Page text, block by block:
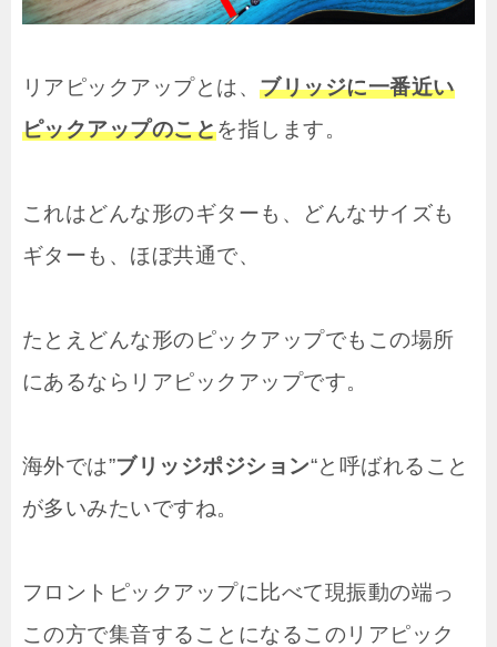
リアピックアップとは、ブリッジに一番近い
ピックアップのことを指します。
これはどんな形のギターも、どんなサイズも
ギターも、ほぼ共通で、
たとえどんな形のピックアップでもこの場所
にあるならリアピックアップです。
海外では”ブリッジポジション“と呼ばれること
が多いみたいですね。
フロントピックアップに比べて現振動の端っ
この方で集音することになるこのリアピック